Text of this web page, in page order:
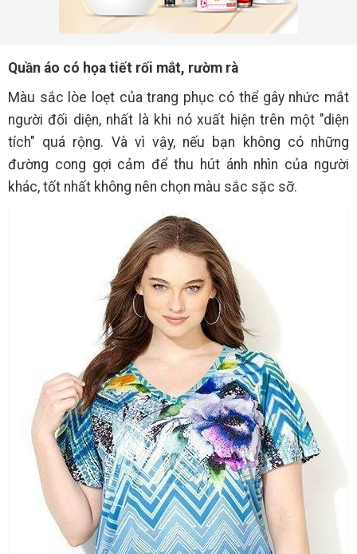
Quần áo có họa tiết rối mắt, rườm rà
Màu sắc lòe loẹt của trang phục có thể gây nhức mắt
người đối diện, nhất là khi nó xuất hiện trên một "diện
tích" quá rộng. Và vì vậy, nếu bạn không có những
đường cong gợi cảm để thu hút ánh nhìn của người
khác, tốt nhất không nên chọn màu sắc sặc sỡ.